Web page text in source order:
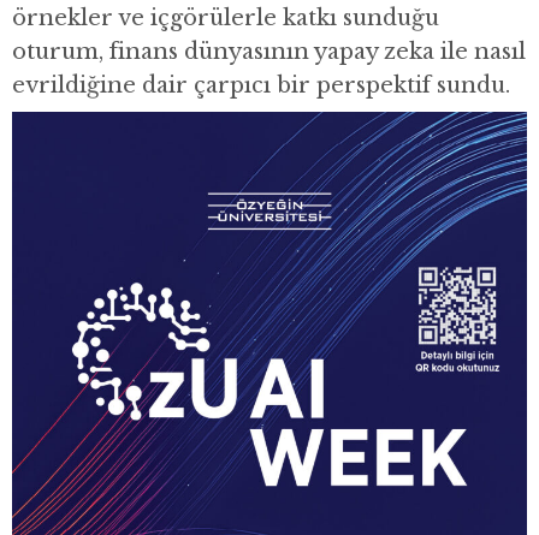
örnekler ve içgörülerle katkı sunduğu
oturum, finans dünyasının yapay zeka ile nasıl
evrildiğine dair çarpıcı bir perspektif sundu.